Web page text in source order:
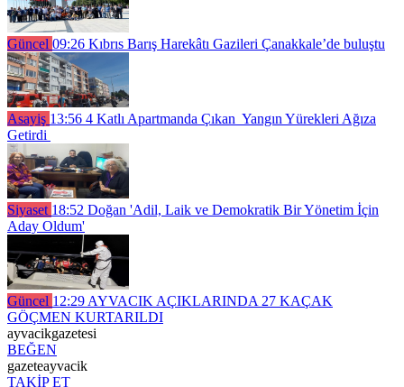
Güncel 09:26 Kıbrıs Barış Harekâtı Gazileri Çanakkale’de buluştu
Asayiş 13:56 4 Katlı Apartmanda Çıkan Yangın Yürekleri Ağıza
Getirdi
Siyaset 18:52 Doğan 'Adil, Laik ve Demokratik Bir Yönetim İçin
Aday Oldum'
Güncel 12:29 AYVACIK AÇIKLARINDA 27 KAÇAK
GÖÇMEN KURTARILDI
ayvacikgazetesi
BEĞEN
gazeteayvacik
TAKİP ET